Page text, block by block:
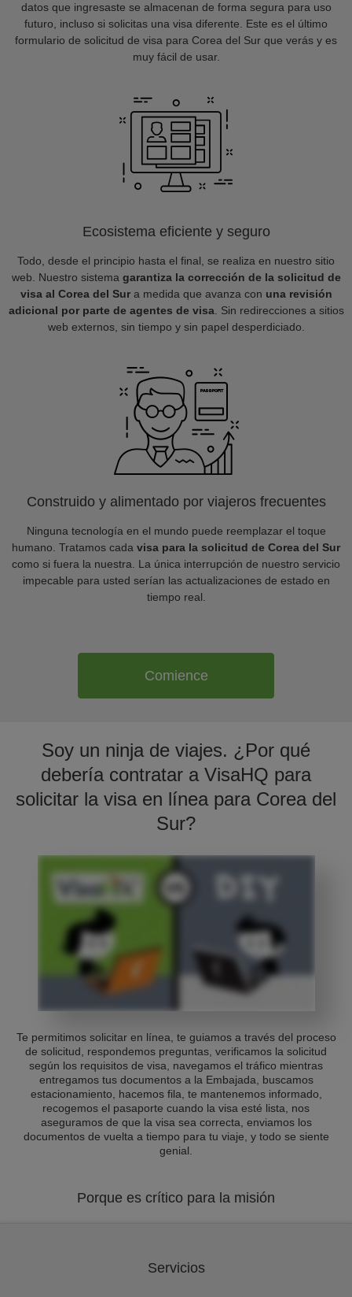
datos que ingresaste se almacenan de forma segura para uso
futuro, incluso si solicitas una visa diferente. Este es el último
formulario de solicitud de visa para Corea del Sur que verás y es
muy fácil de usar.
Ecosistema eficiente y seguro
Todo, desde el principio hasta el final, se realiza en nuestro sitio
web. Nuestro sistema garantiza la corrección de la solicitud de
visa al Corea del Sura medida que avanza con una revisión
adicional por parte de agentes de visa. Sin redirecciones a sitios
web externos, sin tiempo y sin papel desperdiciado.
Construido y alimentado por viajeros frecuentes
Ninguna tecnología en el mundo puede reemplazar el toque
humano. Tratamos cada visa para la solicitud de Corea del Sur
como si fuera la nuestra. La única interrupción de nuestro servicio
impecable para usted serían las actualizaciones de estado en
tiempo real.
Comience
Soy un ninja de viajes. ¿Por qué
debería contratar a VisaHQ para
solicitar la visa en línea para Corea del
Sur?
Te permitimos solicitar en línea, te guiamos a través del proceso
de solicitud, respondemos preguntas, verificamos la solicitud
según los requisitos de visa, navegamos el tráfico mientras
entregamos tus documentos a la Embajada, buscamos
estacionamiento, hacemos fila, te mantenemos informado,
recogemos el pasaporte cuando la visa esté lista, nos
aseguramos de que la visa sea correcta, enviamos los
documentos de vuelta a tiempo para tu viaje, y todo se siente
genial.
Porque es crítico para la misión
Servicios